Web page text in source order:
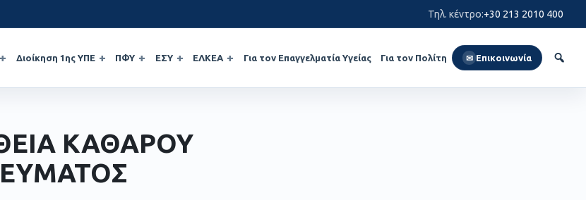
Τηλ. κέντρο:+30 213 2010 400
Διοίκηση 1ης ΥΠΕ ΠΦΥ ΕΣΥ ΕΛΚΕΑ Για τον Επαγγελματία Υγείας Για τον Πολίτη ✉ Επικοινωνία
ΚΑΘΑΡΟΥ